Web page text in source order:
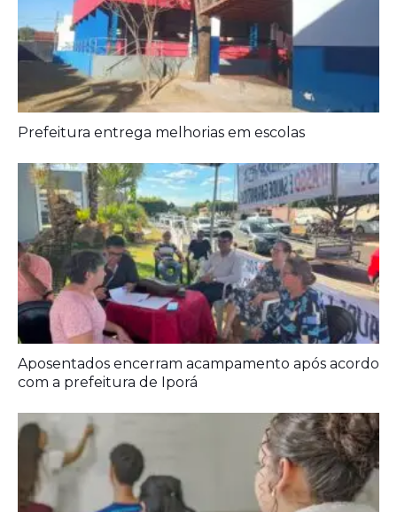
Prefeitura entrega melhorias em escolas
Aposentados encerram acampamento após acordo
com a prefeitura de Iporá